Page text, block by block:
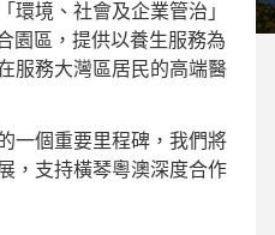
環境、社會及企業管治」
園區，提供以養⽣服務為
服務大灣區居民的高端醫
一個重要里程碑，我們將
，支持橫琴粵澳深度合作